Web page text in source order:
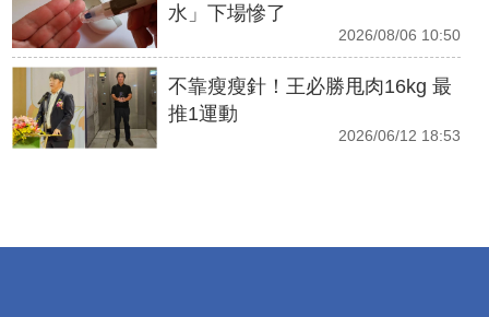
水」下場慘了
2026/08/06 10:50
不靠瘦瘦針！王必勝甩肉16kg 最
推1運動
2026/06/12 18:53